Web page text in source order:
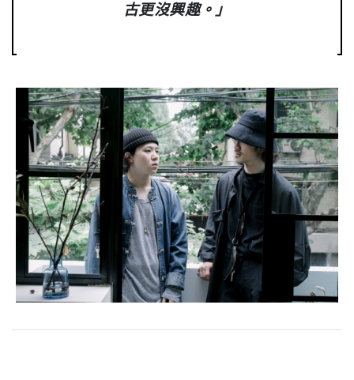
古更沒興趣。」